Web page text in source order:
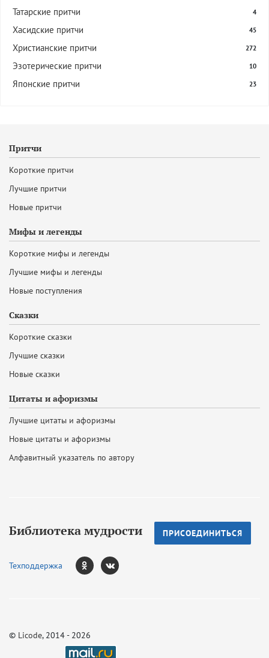
Татарские притчи 4
Хасидские притчи 45
Христианские притчи 272
Эзотерические притчи 10
Японские притчи 23
Притчи
Короткие притчи
Лучшие притчи
Новые притчи
Мифы и легенды
Короткие мифы и легенды
Лучшие мифы и легенды
Новые поступления
Сказки
Короткие сказки
Лучшие сказки
Новые сказки
Цитаты и афоризмы
Лучшие цитаты и афоризмы
Новые цитаты и афоризмы
Алфавитный указатель по автору
Библиотека мудрости ПРИСОЕДИНИТЬСЯ
Техподдержка
© Licode, 2014 - 2026